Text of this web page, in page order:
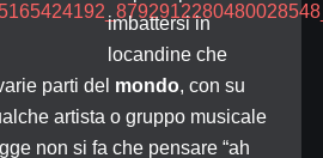
imbattersi in
locandine che
parti del mondo, con su
artista o gruppo musicale
non si fa che pensare “ah